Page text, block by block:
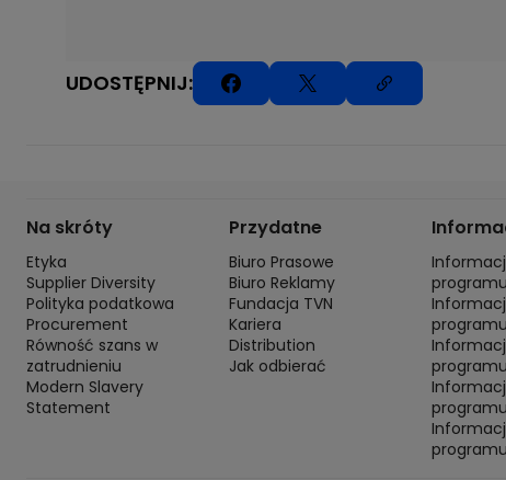
UDOSTĘPNIJ:
Na skróty
Etyka
Supplier Diversity
Polityka podatkowa
Procurement
Równość szans w
zatrudnieniu
Modern Slavery
Statement
Przydatne
Biuro Prasowe
Biuro Reklamy
Fundacja TVN
Kariera
Distribution
Jak odbierać
programu